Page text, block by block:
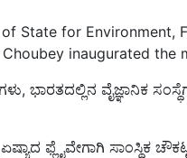
State for Environment,
inaugurated the
ಭಾರತದಲ್ಲಿನ ವೈಜ್ಞಾನಿಕ
ಫ್ಲೈವೇಗಾಗಿ ಸಾಂಸ್ಥಿಕ
ಮತ್ತು CMS CAF